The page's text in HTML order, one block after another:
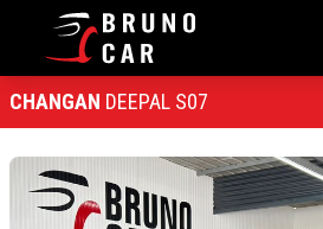
CHANGAN DEEPAL S07